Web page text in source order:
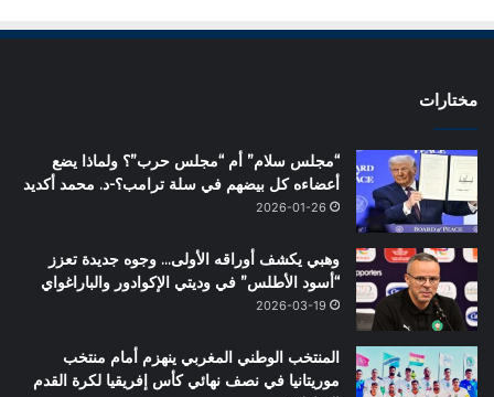
مختارات
“مجلس سلام” أم “مجلس حرب”؟ ولماذا يضع
أعضاءه كل بيضهم في سلة ترامب؟-د. محمد أكديد
2026-01-26
وهبي يكشف أوراقه الأولى… وجوه جديدة تعزز
“أسود الأطلس” في وديتي الإكوادور والباراغواي
2026-03-19
المنتخب الوطني المغربي ينهزم أمام منتخب
موريتانيا في نصف نهائي كأس إفريقيا لكرة القدم